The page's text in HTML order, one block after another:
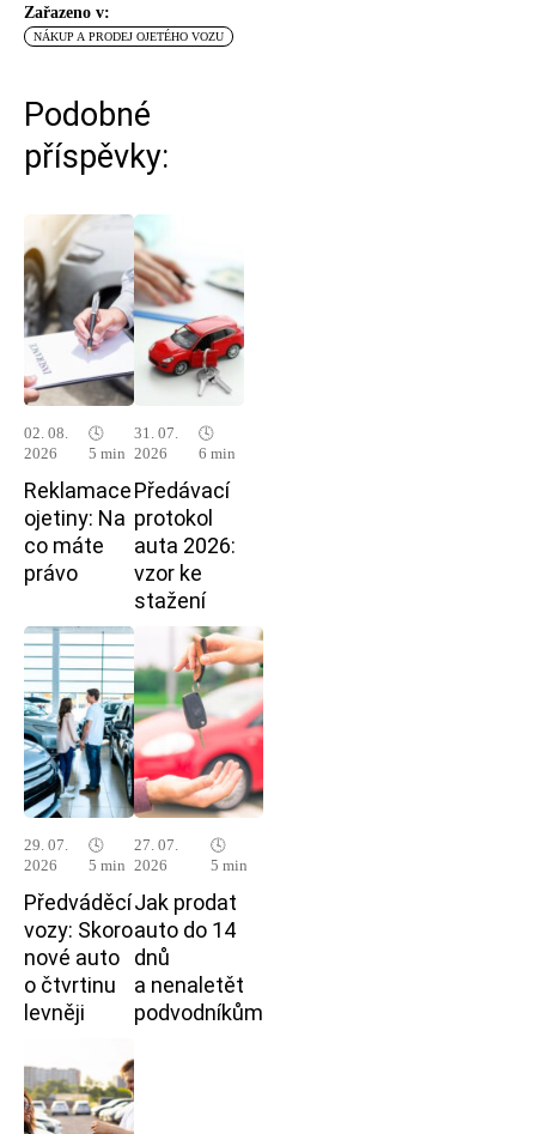
Zařazeno v:
NÁKUP A PRODEJ OJETÉHO VOZU
Podobné
příspěvky:
02. 08.
2026
🕓
5 min
Reklamace
ojetiny: Na
co máte
právo
31. 07.
2026
🕓
6 min
Předávací
protokol
auta 2026:
vzor ke
stažení
29. 07.
2026
🕓
5 min
Předváděcí
vozy: Skoro
nové auto
o čtvrtinu
levněji
27. 07.
2026
🕓
5 min
Jak prodat
auto do 14
dnů
a nenaletět
podvodníkům